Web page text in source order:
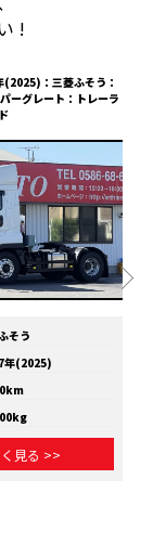
!
(2025)：三菱ふそう：
ーグレート：トレーラ
そう
年(2025)
見る >>